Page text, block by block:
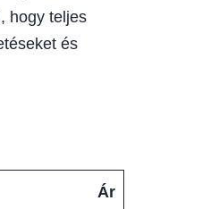
hogy teljes
és
Ár